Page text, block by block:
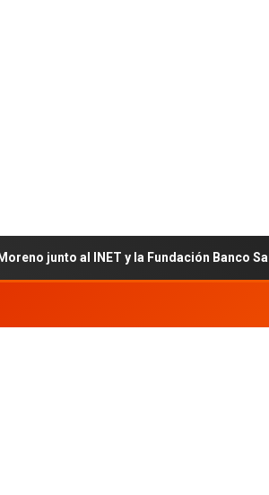
al INET y la Fundación Banco Santa Cruz